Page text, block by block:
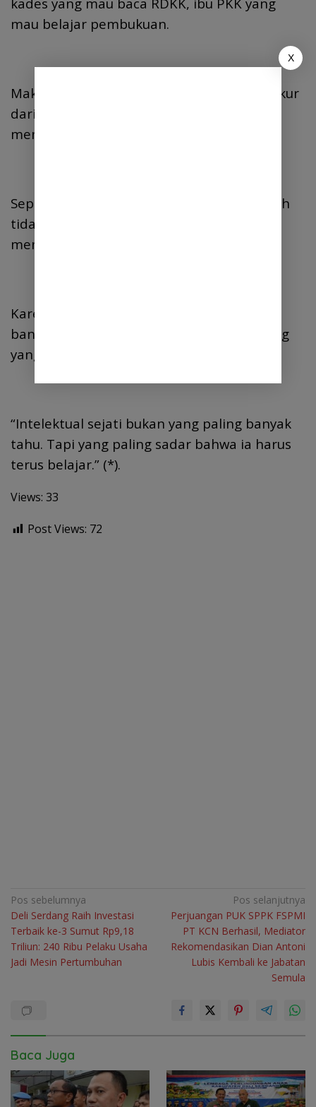
mau belajar pembukuan.
Maka, “pendidikan tinggi” sejati bukan diukur
dari SKS, tapi dari seberapa tinggi kita
menjunjung ilmu.
Seperti kata Darmais Setiawan: Ijazah boleh
tidak tinggi. Tapi martabat karena
menghargai ilmu, harus setinggi langit.
Karena bangsa besar lahir bukan dari
banyaknya gelar, tapi dari banyaknya orang
yang mau belajar.
“Intelektual sejati bukan yang paling banyak
tahu. Tapi yang paling sadar bahwa ia harus
terus belajar.” (*).
Views: 33
Post Views: 72
Navigasi
pos
Pos sebelumnya
Deli Serdang Raih Investasi
Terbaik ke-3 Sumut Rp9,18
Triliun: 240 Ribu Pelaku Usaha
Jadi Mesin Pertumbuhan
Pos selanjutnya
Perjuangan PUK SPPK FSPMI
PT KCN Berhasil, Mediator
Rekomendasikan Dian Antoni
Lubis Kembali ke Jabatan
Semula
Baca Juga
X